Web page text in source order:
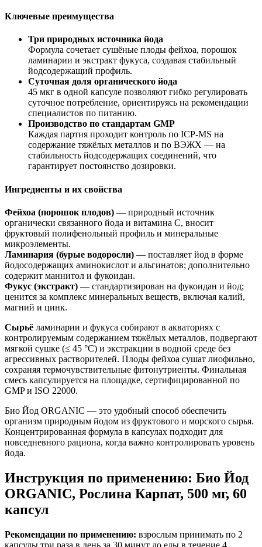
Ключевые преимущества
Три природных источника йода
Формула сочетает сушёные плоды фейхоа, порошок
ламинарии и экстракт фукуса, создавая стабильный
йодсодержащий профиль.
Суточная доля органического йода
45 мкг в одной капсуле позволяют гибко регулировать
суточное потребление, ориентируясь на рекомендации
специалистов по питанию.
Производство по стандартам GMP
Каждая партия проходит контроль по ICP-MS на
содержание тяжёлых металлов и по ВЭЖХ — на
стабильность йодсодержащих соединений, что
гарантирует постоянство дозировки.
Ингредиенты и их свойства
Фейхоа (порошок плодов) — природный источник
органически связанного йода и витамина C, вносит
фруктовый полифенольный профиль и минеральные
микроэлементы.
Ламинария (бурые водоросли) — поставляет йод в форме
йодосодержащих аминокислот и альгинатов; дополнительно
содержит маннитол и фукоидан.
Фукус (экстракт) — стандартизирован на фукоидан и йод;
ценится за комплекс минеральных веществ, включая калий,
магний и цинк.
Сырьё ламинарии и фукуса собирают в акваториях с
контролируемым содержанием тяжёлых металлов, подвергают
мягкой сушке (≤ 45 °C) и экстракции в водной среде без
агрессивных растворителей. Плоды фейхоа сушат лиофильно,
сохраняя термочувствительные фитонутриенты. Финальная
смесь капсулируется на площадке, сертифицированной по
GMP и ISO 22000.
Био Йод ORGANIC — это удобный способ обеспечить
организм природным йодом из фруктового и морского сырья.
Концентрированная формула в капсулах подходит для
повседневного рациона, когда важно контролировать уровень
йода.
Инструкция по применению: Био Йод
ORGANIC, Рослина Карпат, 500 мг, 60
капсул
Рекомендации по применению: взрослым принимать по 2
капсулы три раза в день за 30 минут до еды в течение 4